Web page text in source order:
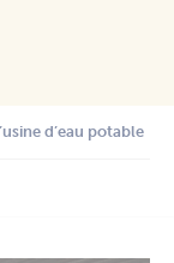
d’eau potable